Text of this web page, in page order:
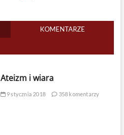
KOMENTARZE
Ateizm i wiara
9 stycznia 2018 358 komentarzy